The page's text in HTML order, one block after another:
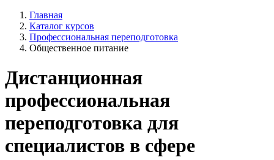
Главная
Каталог курсов
Профессиональная переподготовка
Общественное питание
Дистанционная
профессиональная
переподготовка для
специалистов в сфере